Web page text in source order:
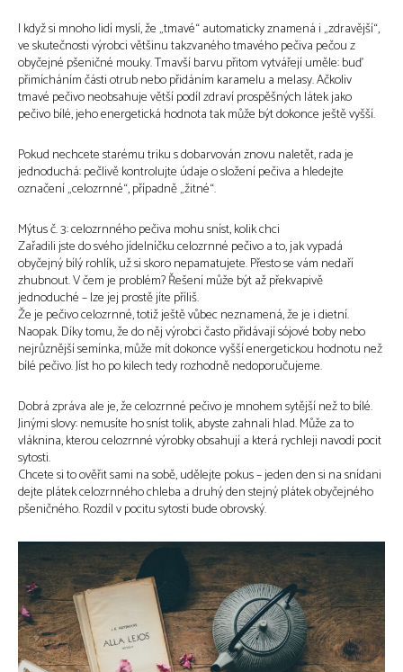
I když si mnoho lidí myslí, že „tmavé“ automaticky znamená i „zdravější“,
ve skutečnosti výrobci většinu takzvaného tmavého pečiva pečou z
obyčejné pšeničné mouky. Tmavší barvu přitom vytvářejí uměle: buď
přimícháním části otrub nebo přidáním karamelu a melasy. Ačkoliv
tmavé pečivo neobsahuje větší podíl zdraví prospěšných látek jako
pečivo bílé, jeho energetická hodnota tak může být dokonce ještě vyšší.
Pokud nechcete starému triku s dobarvován znovu naletět, rada je
jednoduchá: pečlivě kontrolujte údaje o složení pečiva a hledejte
označení „celozrnné“, případně „žitné“.
Mýtus č. 3: celozrnného pečiva mohu sníst, kolik chci
Zařadili jste do svého jídelníčku celozrnné pečivo a to, jak vypadá
obyčejný bílý rohlík, už si skoro nepamatujete. Přesto se vám nedaří
zhubnout. V čem je problém? Řešení může být až překvapivě
jednoduché – lze jej prostě jíte příliš.
Že je pečivo celozrnné, totiž ještě vůbec neznamená, že je i dietní.
Naopak. Díky tomu, že do něj výrobci často přidávají sójové boby nebo
nejrůznější semínka, může mít dokonce vyšší energetickou hodnotu než
bílé pečivo. Jíst ho po kilech tedy rozhodně nedoporučujeme.
Dobrá zpráva ale je, že celozrnné pečivo je mnohem sytější než to bílé.
Jinými slovy: nemusíte ho sníst tolik, abyste zahnali hlad. Může za to
vláknina, kterou celozrnné výrobky obsahují a která rychleji navodí pocit
sytosti.
Chcete si to ověřit sami na sobě, udělejte pokus – jeden den si na snídani
dejte plátek celozrnného chleba a druhý den stejný plátek obyčejného
pšeničného. Rozdíl v pocitu sytosti bude obrovský.